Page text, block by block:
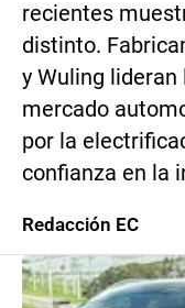
recientes
distinto.
y Wuling
mercado
por la
confianza en la
Redacción EC